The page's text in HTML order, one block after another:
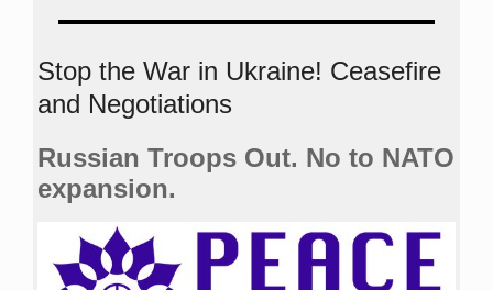
Stop the War in Ukraine! Ceasefire
and Negotiations
Russian Troops Out. No to NATO
expansion.